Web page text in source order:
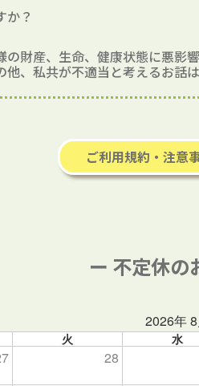
か？
の財産、生命、健康状態に悪影
他、私共が不適当と考えるお話
ご利用規約・注意
ー 不定休の
2026年 8
火 水
28